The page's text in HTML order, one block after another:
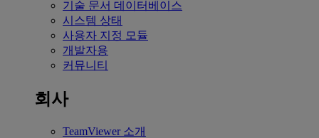
기술 문서 데이터베이스
시스템 상태
사용자 지정 모듈
개발자용
커뮤니티
회사
TeamViewer 소개